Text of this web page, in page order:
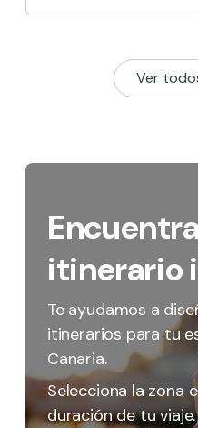
Ver
itinerario
Te ayudamos a
itinerarios para tu
Canaria.
Selecciona la zona
duración de tu viaje.